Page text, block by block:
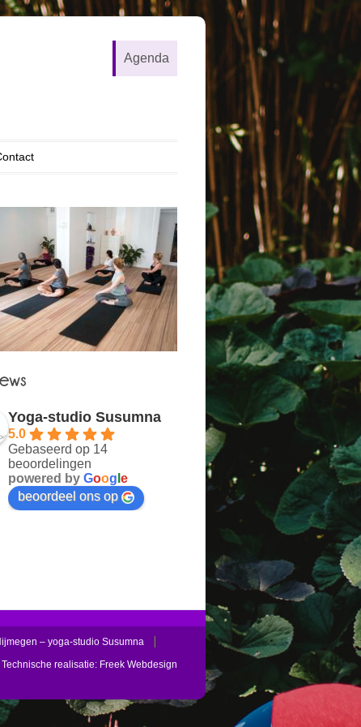
Agenda
Yoga-studio Susumna
5.0
Gebaseerd op 14
beoordelingen
powered by Goog e
beoordeel ons op
– yoga-studio Susumna
realisatie: Freek Webdesign